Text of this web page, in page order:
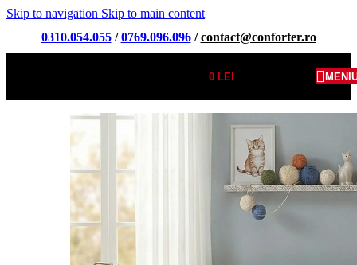
Skip to navigation Skip to main content
0310.054.055/0769.096.096/contact@conforter.ro
0LEI